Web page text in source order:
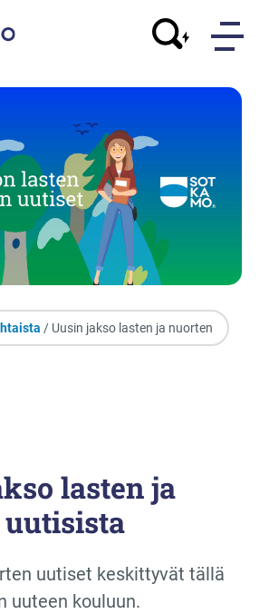
/ Uusin jakso lasten ja nuorten
lasten ja
uutiset keskittyvät tällä
uuteen kouluun.